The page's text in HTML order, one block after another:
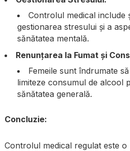
Controlul medical include
gestionarea stresului și a
sănătatea mentală.
Renunțarea la Fumat și
Femeile sunt îndrumate
limiteze consumul de alcool
sănătatea generală.
Concluzie:
Controlul medical regulat este o